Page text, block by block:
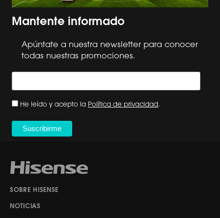
Mantente informado
Apúntate a nuestra newsletter para conocer
todas nuestras promociones.
He leído y acepto la Política de privacidad.
SOBRE HISENSE
NOTICIAS